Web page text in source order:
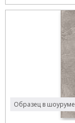
Образец в шоуруме